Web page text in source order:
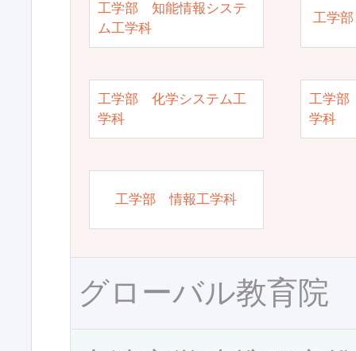
工学部 知能情報システ
ム工学科
工学
工学部 化学システム工
学科
工学部
学科
工学部 情報工学科
グローバル教育院